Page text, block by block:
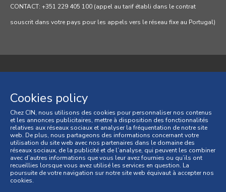
CONTACT: +351 229 405 100 (appel au tarif établi dans le contrat
souscrit dans votre pays pour les appels vers le réseau fixe au Portugal)
Politique de cookies
Conditions générales
Conditions générales de vente
Litiges de consommation
Livre des Réclamations Online
Cookies policy
Chez CIN, nous utilisons des cookies pour personnaliser nos contenus
et les annonces publicitaires, mettre à disposition des fonctionnalités
relatives aux réseaux sociaux et analyser la fréquentation de notre site
web. De plus, nous partageons des informations concernant votre
utilisation du site web avec nos partenaires dans le domaine des
réseaux sociaux, de la publicité et de l’analyse, qui peuvent les combiner
avec d’autres informations que vous leur avez fournies ou qu’ils ont
recueillies lorsque vous avez utilisé les services en question. La
poursuite de votre navigation sur notre site web équivaut à accepter nos
cookies.